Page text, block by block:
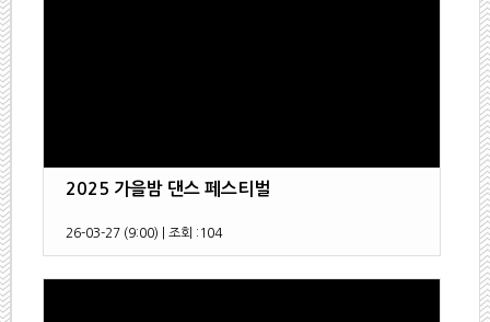
2025 가을밤 댄스 페스티벌
26-03-27 (9:00) 조회 : 104